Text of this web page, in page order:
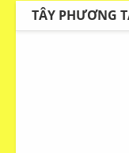
TÂY PHƯƠNG